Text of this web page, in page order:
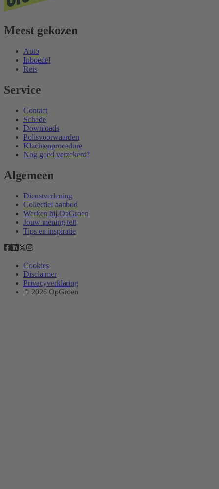
Meest gekozen
Auto
Inboedel
Reis
Service
Contact
Schade
Downloads
Polisvoorwaarden
Klachtenprocedure
Nog goed verzekerd?
Algemeen
Dienstverlening
Collectief aanbod
Werken bij OpGroen
Jouw mening telt
Tips en inspiratie
Cookies
Disclaimer
Privacyverklaring
© 2026 OpGroen